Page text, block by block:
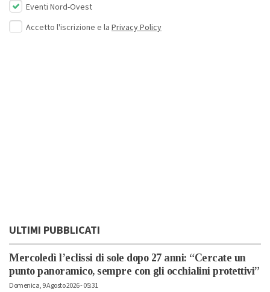
Eventi Nord-Ovest
Accetto l'iscrizione e la Privacy Policy
ULTIMI PUBBLICATI
Mercoledì l’eclissi di sole dopo 27 anni: “Cercate un
punto panoramico, sempre con gli occhialini protettivi”
Domenica, 9 Agosto 2026 - 05:31